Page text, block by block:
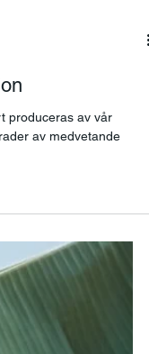
av vår
av medvetande